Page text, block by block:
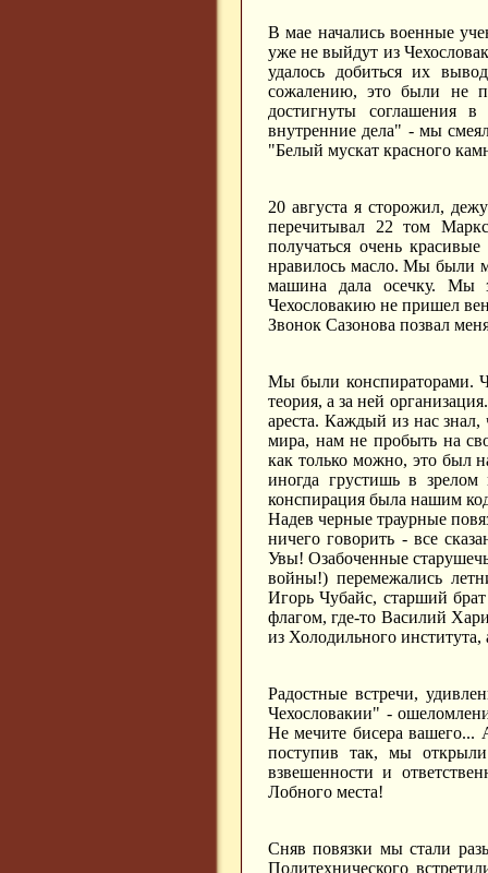
В мае начались военные
уже не выйдут из
удалось добиться их
сожалению, это были не
достигнуты соглашения
внутренние дела" - мы
"Белый мускат красного
20 августа я сторожил,
перечитывал 22 том
получаться очень
нравилось масло. Мы были
машина дала осечку. Мы
Чехословакию не пришел
Звонок Сазонова позвал
Мы были конспираторами.
теория, а за ней
ареста. Каждый из нас знал,
мира, нам не пробыть на
как только можно, это был
иногда грустишь в
конспирация была нашим
Надев черные траурные
ничего говорить - все
Увы! Озабоченные
войны!) перемежались
Игорь Чубайс, старший
флагом, где-то Василий
из Холодильного
Радостные встречи,
Чехословакии" -
Не мечите бисера
поступив так, мы
взвешенности и
Лобного места!
Сняв повязки мы стали
Политехнического